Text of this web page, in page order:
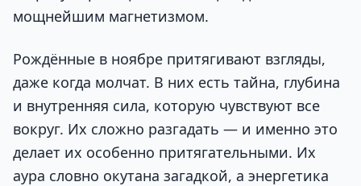
мощнейшим магнетизмом.
Рождённые в ноябре притягивают взгляды,
даже когда молчат. В них есть тайна, глубина
и внутренняя сила, которую чувствуют все
вокруг. Их сложно разгадать — и именно это
делает их особенно притягательными. Их
аура словно окутана загадкой, а энергетика